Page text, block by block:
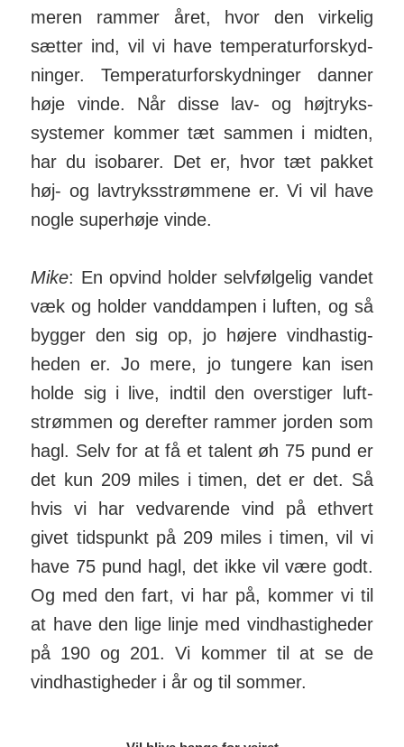
meren rammer året, hvor den vir­kelig
sætter ind, vil vi have tem­pe­ra­tur­for­skyd­
ninger. Tem­pe­ra­tur­for­skyd­ninger danner
høje vinde. Når disse lav- og høj­tryks­
systemer kommer tæt sammen i midten,
har du isobarer. Det er, hvor tæt pakket
høj- og lav­tryks­strøm­mene er. Vi vil have
nogle super­høje vinde.
Mike: En op­vind holder selv­føl­gelig vandet
væk og holder vand­dampen i luften, og så
bygger den sig op, jo højere vind­has­tig­
heden er. Jo mere, jo tungere kan isen
holde sig i live, indtil den over­stiger luft­
strømmen og der­efter rammer jorden som
hagl. Selv for at få et talent øh 75 pund er
det kun 209 miles i timen, det er det. Så
hvis vi har ved­var­ende vind på et­hvert
givet tids­punkt på 209 miles i timen, vil vi
have 75 pund hagl, det ikke vil være godt.
Og med den fart, vi har på, kommer vi til
at have den lige linje med vind­has­tig­heder
på 190 og 201. Vi kommer til at se de
vind­has­tig­heder i år og til sommer.